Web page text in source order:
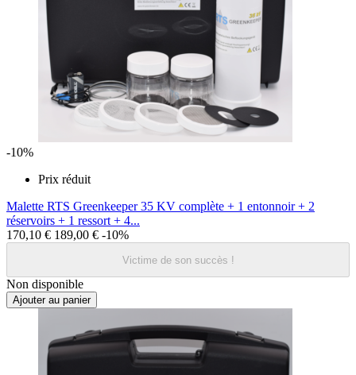
-10%
Prix réduit
Malette RTS Greenkeeper 35 KV complète + 1 entonnoir + 2
réservoirs + 1 ressort + 4...
170,10 € 189,00 € -10%
Victime de son succès !
Non disponible
Ajouter au panier